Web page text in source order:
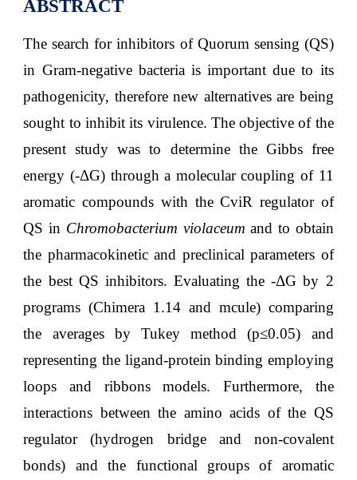
ABSTRACT
The search for inhibitors of Quorum sensing (QS)
in Gram-negative bacteria is important due to its
pathogenicity, therefore new alternatives are being
sought to inhibit its virulence. The objective of the
present study was to determine the Gibbs free
energy (-ΔG) through a molecular coupling of 11
aromatic compounds with the CviR regulator of
QS in Chromobacterium violaceum and to obtain
the pharmacokinetic and preclinical parameters of
the best QS inhibitors. Evaluating the -ΔG by 2
programs (Chimera 1.14 and mcule) comparing
the averages by Tukey method (p≤0.05) and
representing the ligand-protein binding employing
loops and ribbons models. Furthermore, the
interactions between the amino acids of the QS
regulator (hydrogen bridge and non-covalent
bonds) and the functional groups of aromatic